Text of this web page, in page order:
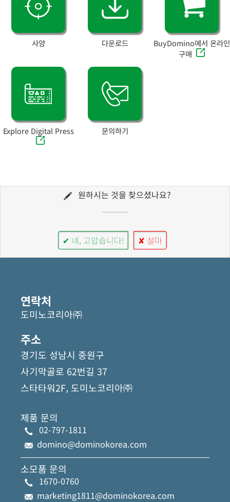
사양 다운로드
BuyDomino에서 온라인
구매
Explore Digital Press 문의하기
원하시는 것을 찾으셨나요?
✔ 네, 고맙습니다! ✘ 설마
연락처
도미노코리아㈜
주소
경기도 성남시 중원구
사기막골로 62번길 37
스타타워2F, 도미노코리아㈜
제품 문의
02-797-1811
domino@dominokorea.com
소모품 문의
1670-0760
marketing1811@dominokorea.com